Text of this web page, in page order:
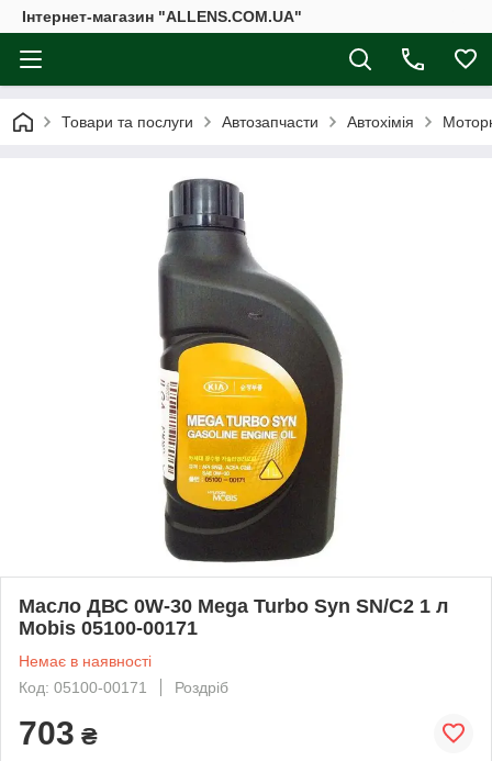
Інтернет-магазин "ALLENS.COM.UA"
Товари та послуги Автозапчасти Автохімія
Масло ДВС 0W-30 Mega Turbo Syn SN/C2 1 л
Mobis 05100-00171
Немає в наявності
Код: 05100-00171
Роздріб
703 ₴